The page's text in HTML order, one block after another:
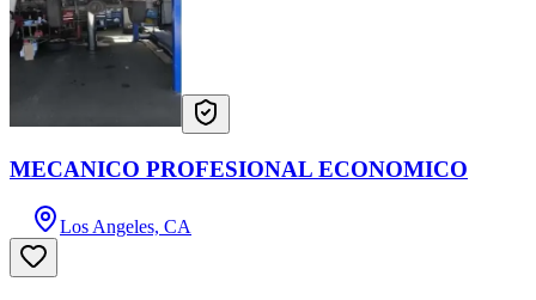
MECANICO PROFESIONAL ECONOMICO
Los Angeles, CA